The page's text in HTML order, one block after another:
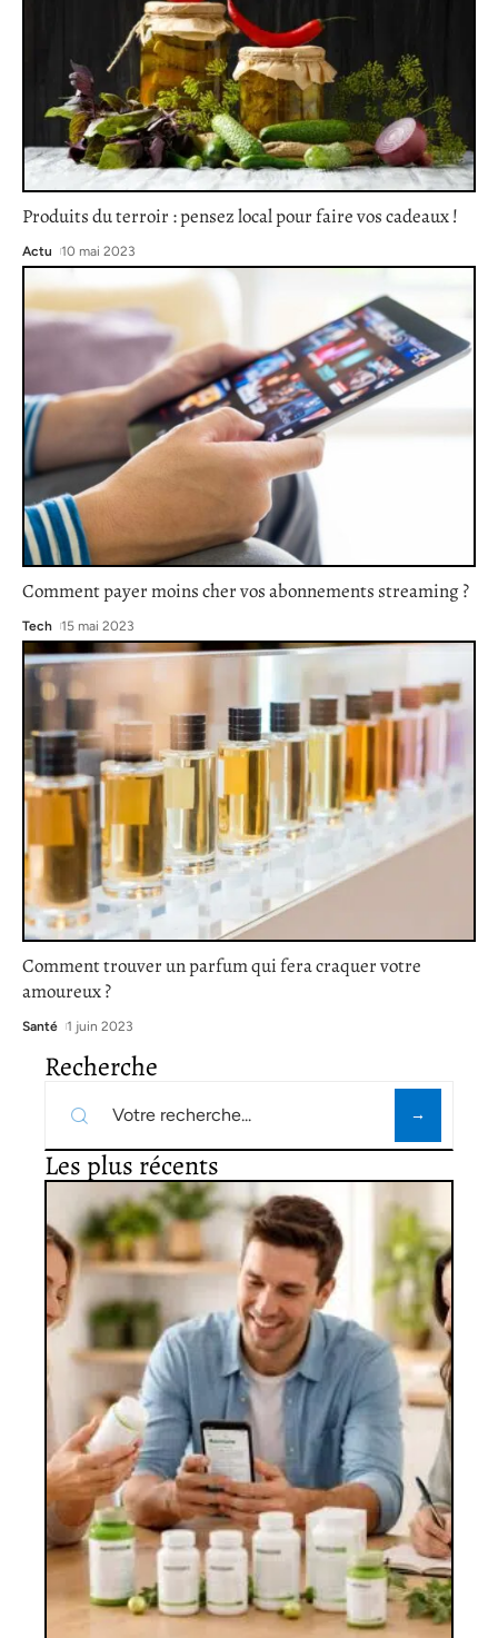
Produits du terroir : pensez local pour faire vos cadeaux !
Actu 10 mai 2023
Comment payer moins cher vos abonnements streaming ?
Tech 15 mai 2023
Comment trouver un parfum qui fera craquer votre
amoureux ?
Santé 1 juin 2023
Recherche
Les plus récents